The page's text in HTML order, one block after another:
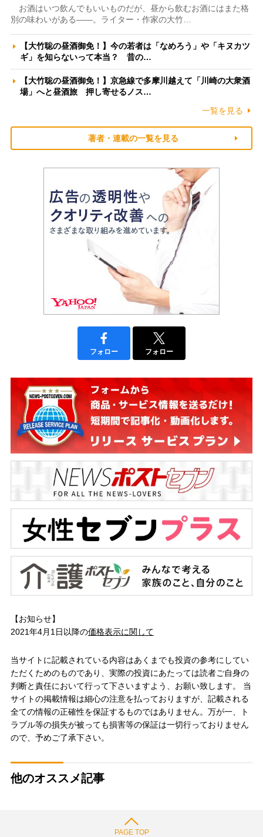
お酒はいつ飲んでもいいものだが、昼から飲むお酒にはまた格
別の味わいがある――。ライター・作家の大竹…
【大竹聡の昼酒御免！】今の若者は「なめろう」や「キヌカツ
ギ」を知らないって本当？ 昔の…
【大竹聡の昼酒御免！】京急線で多摩川越えて「川崎の大衆酒
場」へと昼酒旅 押し寄せるノス…
一覧を見る
著者・連載の一覧を見る
フォロー フォロー
【お知らせ】
2021年4月1日以降の価格表示に関して
当サイトに記載されている内容はあくまでも投資の参考にしてい
ただくためのものであり、実際の投資にあたっては読者ご自身の
判断と責任において行って下さいますよう、お願い致します。 当
サイトの掲載情報は細心の注意を払っておりますが、記載される
全ての情報の正確性を保証するものではありません。万が一、ト
ラブル等の損失が被っても損害等の保証は一切行っておりません
ので、予めご了承下さい。
他のオススメ記事
PAGE TOP